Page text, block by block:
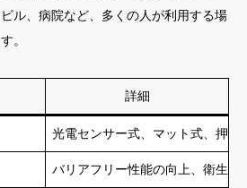
ル、病院など、多くの人が利用する場
。
詳細
光電センサー式、マット式、押し
バリアフリー性能の向上、衛生面